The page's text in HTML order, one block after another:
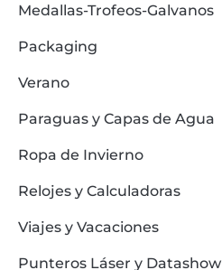
Medallas-Trofeos-Galvanos
Packaging
Verano
Paraguas y Capas de Agua
Ropa de Invierno
Relojes y Calculadoras
Viajes y Vacaciones
Punteros Láser y Datashow